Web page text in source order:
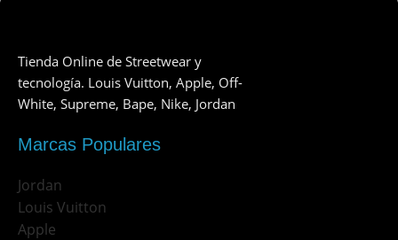
Tienda Online de Streetwear y
tecnología. Louis Vuitton, Apple, Off-
White, Supreme, Bape, Nike, Jordan
Marcas Populares
Jordan
Louis Vuitton
Apple